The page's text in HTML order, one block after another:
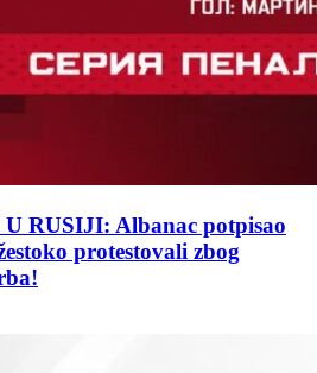
RUSIJI: Albanac potpisao
protestovali zbog